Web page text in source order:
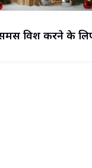
विश करने के